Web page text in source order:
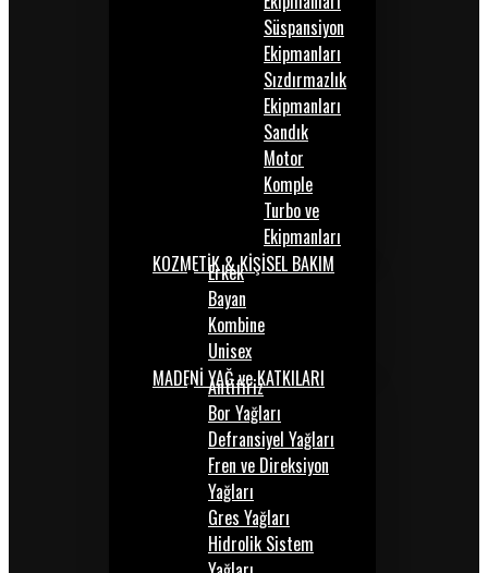
Süspansiyon
Ekipmanları
Sızdırmazlık
Ekipmanları
Sandık
Motor
Komple
Turbo ve
Ekipmanları
KOZMETİK & KİŞİSEL BAKIM
Erkek
Bayan
Kombine
Unisex
MADENİ YAĞ ve KATKILARI
Antifiriz
Bor Yağları
Defransiyel Yağları
Fren ve Direksiyon
Yağları
Gres Yağları
Hidrolik Sistem